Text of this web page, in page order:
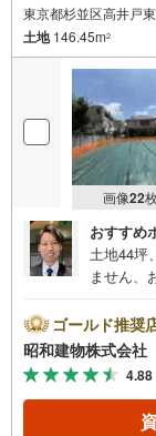
東京都杉並区高井戸
土地146.45m2
画像22
おすすめ
土地44坪
ません、
ニやスー
す。 ・
4年、地
には、不
ん地域
ゴールド推奨
昭和建物株式会社
4.88